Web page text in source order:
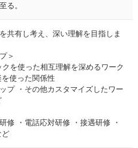
る。
共有し考え、深い理解を目指しま
＞
クを使った相互理解を深めるワーク
使った関係性
プ ・その他カスタマイズしたワー
修 ・電話応対研修 ・接遇研修 ・
ど